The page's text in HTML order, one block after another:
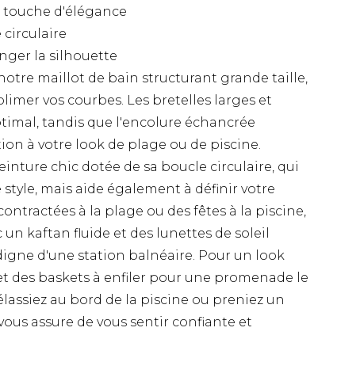
d'élégance
circulaire
la silhouette
maillot de bain structurant grande taille,
vos courbes. Les bretelles larges et
tandis que l'encolure échancrée
à votre look de plage ou de piscine.
chic dotée de sa boucle circulaire, qui
mais aide également à définir votre
à la plage ou des fêtes à la piscine,
kaftan fluide et des lunettes de soleil
d'une station balnéaire. Pour un look
des baskets à enfiler pour une promenade le
au bord de la piscine ou preniez un
assure de vous sentir confiante et